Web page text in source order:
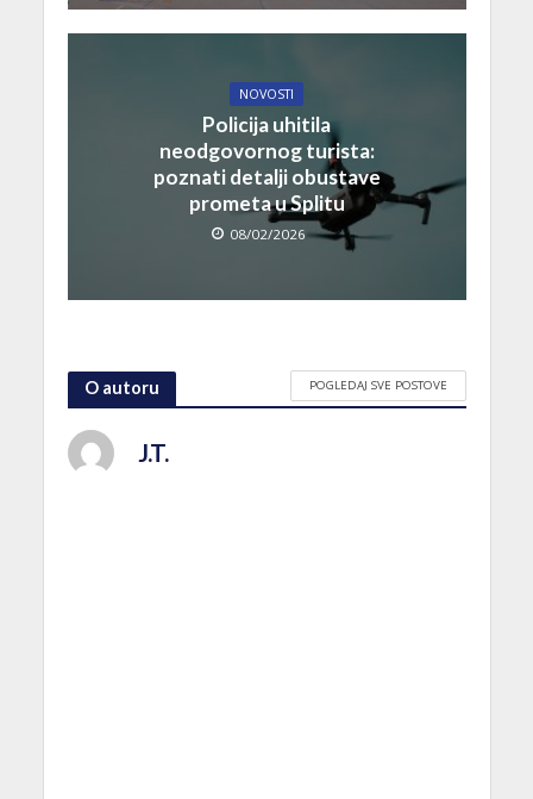
NOVOSTI
Policija uhitila
neodgovornog turista:
poznati detalji obustave
prometa u Splitu
08/02/2026
O autoru POGLEDAJ SVE POSTOVE
J.T.